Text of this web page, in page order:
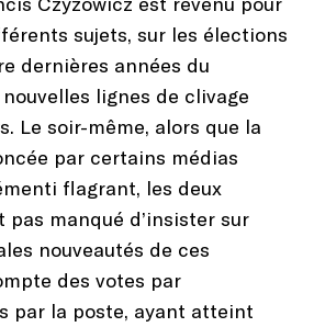
sujets, sur les élections
dernières années du
lignes de clivage
Le soir-même, alors que la
par certains médias
flagrant, les deux
pas manqué d’insister sur
nouveautés de ces
des votes par
par la poste, ayant atteint